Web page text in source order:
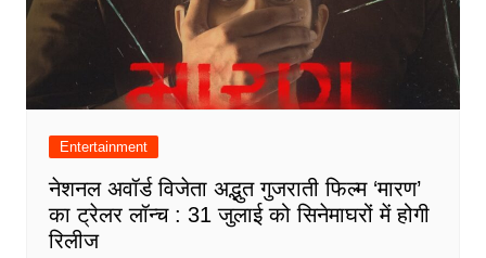
Entertainment
नेशनल अवॉर्ड विजेता अद्भुत गुजराती फिल्म ‘मारण’
का ट्रेलर लॉन्च : 31 जुलाई को सिनेमाघरों में होगी
रिलीज